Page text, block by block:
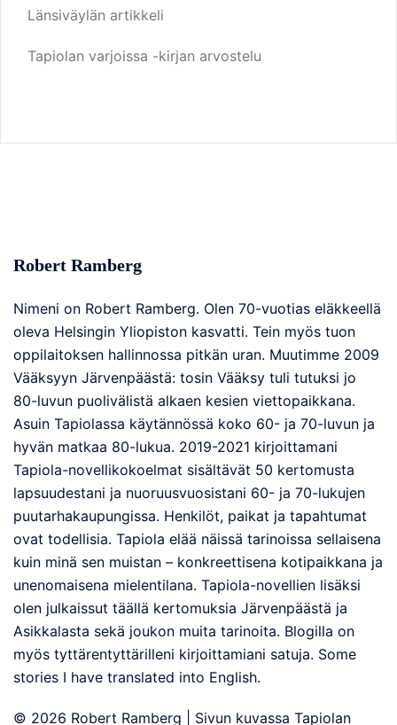
Länsiväylän artikkeli
Tapiolan varjoissa -kirjan arvostelu
Robert Ramberg
Nimeni on Robert Ramberg. Olen 70-vuotias eläkkeellä
oleva Helsingin Yliopiston kasvatti. Tein myös tuon
oppilaitoksen hallinnossa pitkän uran. Muutimme 2009
Vääksyyn Järvenpäästä: tosin Vääksy tuli tutuksi jo
80-luvun puolivälistä alkaen kesien viettopaikkana.
Asuin Tapiolassa käytännössä koko 60- ja 70-luvun ja
hyvän matkaa 80-lukua. 2019-2021 kirjoittamani
Tapiola-novellikokoelmat sisältävät 50 kertomusta
lapsuudestani ja nuoruusvuosistani 60- ja 70-lukujen
puutarhakaupungissa. Henkilöt, paikat ja tapahtumat
ovat todellisia. Tapiola elää näissä tarinoissa sellaisena
kuin minä sen muistan – konkreettisena kotipaikkana ja
unenomaisena mielentilana. Tapiola-novellien lisäksi
olen julkaissut täällä kertomuksia Järvenpäästä ja
Asikkalasta sekä joukon muita tarinoita. Blogilla on
myös tyttärentyttärilleni kirjoittamiani satuja. Some
stories I have translated into English.
© 2026 Robert Ramberg | Sivun kuvassa Tapiolan